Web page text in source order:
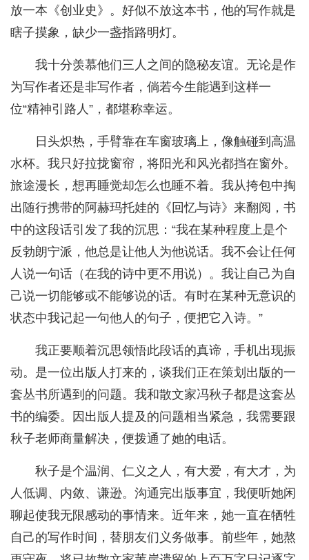
放一本《创业史》。好似不放这本书，他的写作就是
瞎子摸象，缺少一盏指路明灯。
我十分羡慕他们三人之间的隐秘友谊。无论是作
为写作者还是非写作者，倘若今生能遇到这样一
位“精神引路人”，都堪称幸运。
日头炽热，手臂靠在车窗玻璃上，像触碰到高温
水杯。我只好拉拢窗帘，将阳光和风光都挡在窗外。
旅途漫长，想再睡觉却怎么也睡不着。我从挎包中掏
出随行携带的阿赫玛托娃的《回忆与诗》来翻阅，书
中的这段话引发了我的沉思：“我在某种程度上是个
反勃朗宁派，他总是让他人为他说话。我不会让任何
人说一句话（在我的诗中更不用说）。我让自己为自
己说一切能够或不能够说的话。有时在某种无意识的
状态中我记起一句他人的句子，便把它入诗。”
我正要顺着沉思领悟此段话的真谛，手机出现振
动。是一位出版人打来的，谈我们正在策划出版的一
套丛书所遇到的问题。我和散文家冯秋子都是这套丛
书的编委。因出版人提及的问题相当紧急，我需要跟
秋子老师商量解决，便拨通了她的电话。
秋子是个温润、仁义之人，有大爱，有大才，为
人低调、内敛、谦逊。沟通完出版事宜，我便听她闲
聊起使我无限感动的事情来。近年来，她一直在牺牲
自己的写作时间，替朋友们义务做事。前些年，她熬